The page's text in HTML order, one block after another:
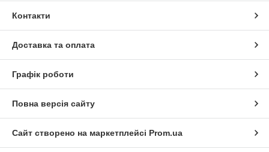
Контакти
Доставка та оплата
Графік роботи
Повна версія сайту
Сайт створено на маркетплейсі Prom.ua